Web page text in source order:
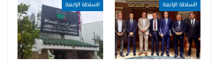
السلطة الرابعة السلطة الرابعة